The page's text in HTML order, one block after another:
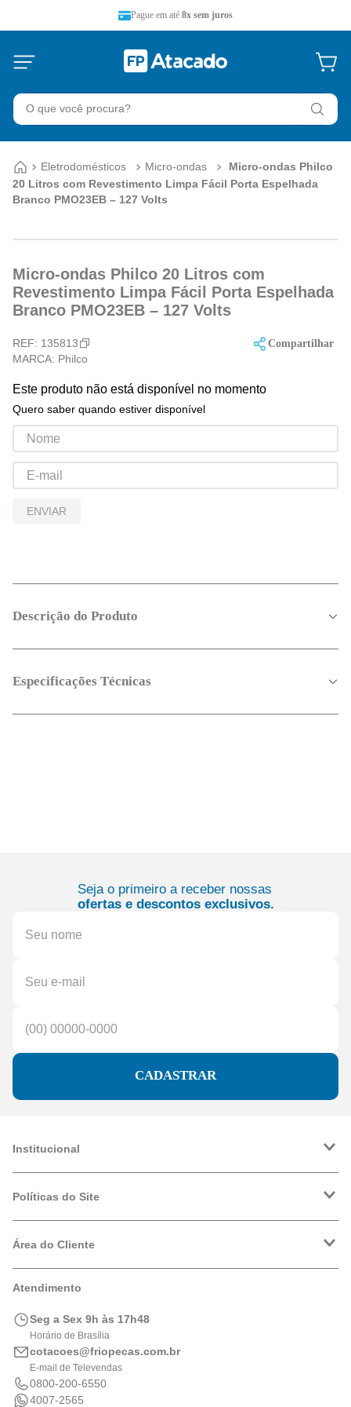
Pague em até 8x sem juros
O que você procura?
Eletrodomésticos Micro-ondas
Micro-ondas Philco
20 Litros com Revestimento Limpa Fácil Porta Espelhada
Branco PMO23EB – 127 Volts
Micro-ondas Philco 20 Litros com
Revestimento Limpa Fácil Porta Espelhada
Branco PMO23EB – 127 Volts
REF: 135813
MARCA: Philco
Compartilhar
Este produto não está disponível no momento
Quero saber quando estiver disponível
ENVIAR
Descrição do Produto
Especificações Técnicas
Seja o primeiro a receber nossas
ofertas e descontos exclusivos.
CADASTRAR
Institucional
Trabalhe Conosco
Políticas do Site
Política de Privacidade
Logística
Área do Cliente
Meus Pedidos
Portal de Boletos
Atendimento
Seg a Sex 9h às 17h48
Horário de Brasília
cotacoes@friopecas.com.br
E-mail de Televendas
0800-200-6550
4007-2565